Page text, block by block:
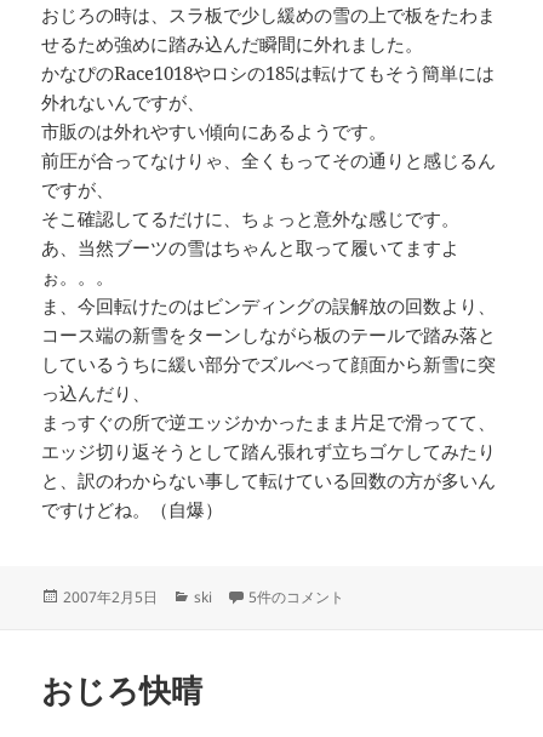
おじろの時は、スラ板で少し緩めの雪の上で板をたわま
せるため強めに踏み込んだ瞬間に外れました。
かなぴのRace1018やロシの185は転けてもそう簡単には
外れないんですが、
市販のは外れやすい傾向にあるようです。
前圧が合ってなけりゃ、全くもってその通りと感じるん
ですが、
そこ確認してるだけに、ちょっと意外な感じです。
あ、当然ブーツの雪はちゃんと取って履いてますよ
ぉ。。。
ま、今回転けたのはビンディングの誤解放の回数より、
コース端の新雪をターンしながら板のテールで踏み落と
しているうちに緩い部分でズルべって顔面から新雪に突
っ込んだり、
まっすぐの所で逆エッジかかったまま片足で滑ってて、
エッジ切り返そうとして踏ん張れず立ちゴケしてみたり
と、訳のわからない事して転けている回数の方が多いん
ですけどね。（自爆）
投
2007年2月5日
カ
ー
ski ビンディング への
5件のコメント
おじろ快晴